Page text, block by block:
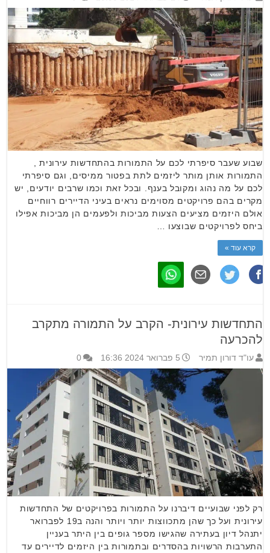
שבוע שעבר סיפרתי לכם על התמורות בהתחדשות עירונית ,
התמורות אותן מותר ליזמים לתת בפטור ממיסים, וגם סיפרתי
לכם על מה נהוג ומקובל בענף. ובכל זאת וכמו שרבים יודעים, יש
מקרים בהם פרויקטים מסוימים נראים בעיני הדיירים רווחיים
אולם היזמים מציעים הצעות מביכות ולפעמים הן מביכות אפילו
ביחס לפרויקטים שבוצעו …
קרא עוד »
התחדשות עירונית- הקרב על התמורה מתקרב
להכרעה
עו"ד דורון תמיר 5 פברואר 2024 16:36 0
רק לפני שבועיים דיברנו על התמורות בפרויקטים של התחדשות
עירונית ועל כך שהן מתכווצות יותר ויותר והנה ב19 לפברואר
יתנהל דיון בעתירה שהגישו מספר גופים בין היתר בעניין
התערבות הרשויות בהסדרים ובתמורות בין היזמים לדיירים עד